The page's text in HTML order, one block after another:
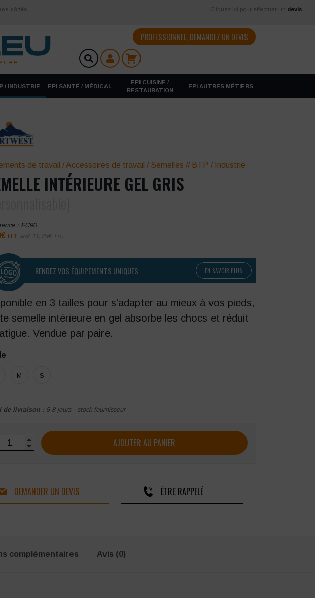
côtés Cliquez ici pour effectuer un devis
PROFESSIONNEL, DEMANDEZ UN DEVIS
/ INDUSTRIE EPI SANTÉ / MÉDICAL
EPI CUISINE /
RESTAURATION
EPI AUTRES MÉTIERS
de travail /Accessoires de travail / Semelles // BTP / Industrie
INTÉRIEURE GEL GRIS
: FC90
€ HT soit 11,75€ TTC
RENDEZ VOS ÉQUIPEMENTS UNIQUES EN SAVOIR PLUS
en 3 tailles pour s’adapter au mieux à vos pieds,
semelle intérieure en gel absorbe les chocs et réduit
Vendue par paire.
M S
de livraison : 5-8 jours - stock fournisseur
de Semelle intérieure Gel grisAJOUTER AU PANIER
DEMANDER UN DEVIS ÊTRE RAPPELÉ
complémentaires Avis (0)